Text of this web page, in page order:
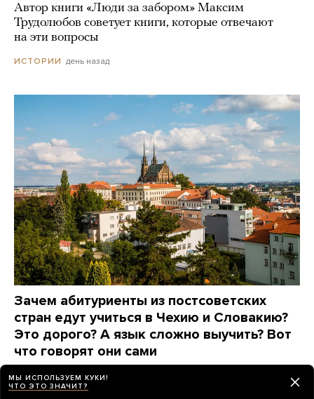
Автор книги «Люди за забором» Максим
Трудолюбов советует книги, которые отвечают
на эти вопросы
ИСТОРИИ день назад
Зачем абитуриенты из постсоветских
стран едут учиться в Чехию и Словакию?
Это дорого? А язык сложно выучить? Вот
что говорят они сами
ПАРТНЕРСКИЙ МАТЕРИАЛ
МЫ ИСПОЛЬЗУЕМ КУКИ!
ЧТО ЭТО ЗНАЧИТ?